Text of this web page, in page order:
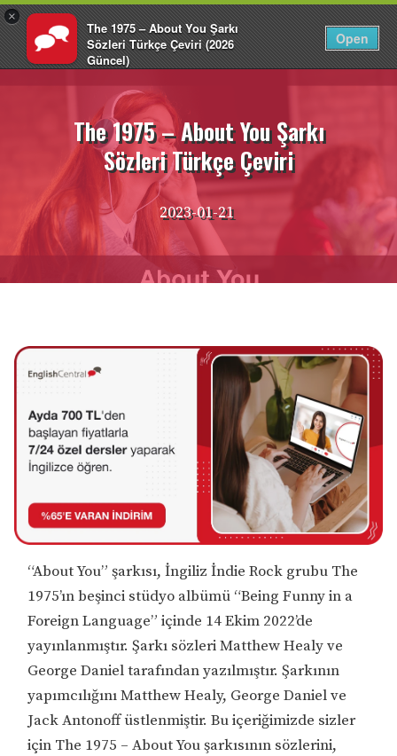
×
The 1975 – About You Şarkı
Sözleri Türkçe Çeviri (2026
Güncel)
Open
Giriş Yap TR
İçeriğe
The 1975 – About You Şarkı
Sözleri Türkçe Çeviri
2023-01-21
“About You” şarkısı, İngiliz İndie Rock grubu The
1975’ın beşinci stüdyo albümü “Being Funny in a
Foreign Language” içinde 14 Ekim 2022’de
yayınlanmıştır. Şarkı sözleri Matthew Healy ve
George Daniel tarafından yazılmıştır. Şarkının
yapımcılığını Matthew Healy, George Daniel ve
Jack Antonoff üstlenmiştir. Bu içeriğimizde sizler
için The 1975 – About You şarkısının sözlerini,